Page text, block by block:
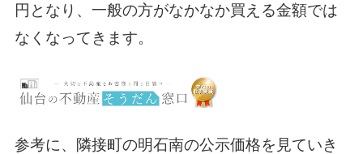
円となり、一般の方がなかなか買える金額では
なくなってきます。
参考に、隣接町の明石南の公示価格を見ていき